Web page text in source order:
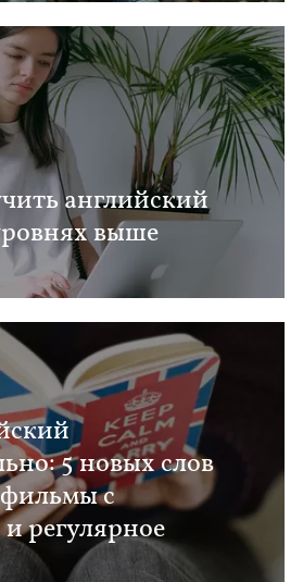
английский
выше
5 новых слов
с
регулярное